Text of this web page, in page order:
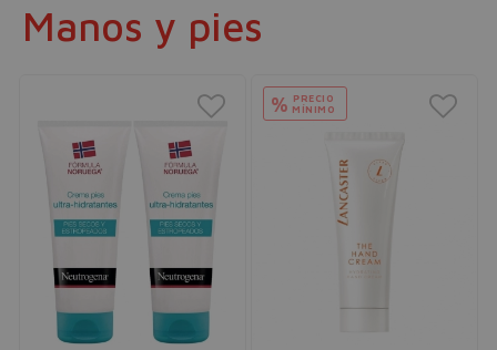
Manos y pies
% PRECIO
MÍNIMO